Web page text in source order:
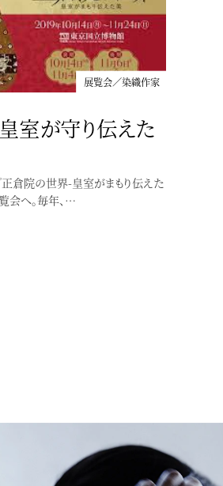
展覧会／染織作家
室が守り伝えた
正倉院の世界-皇室がまもり伝えた
会へ。毎年、…
-」